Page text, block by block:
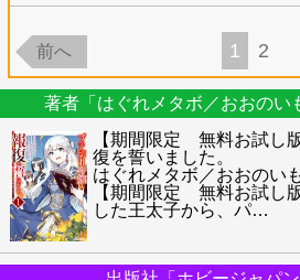
前へ 1 2
著者「はぐれメタボ／おおのい
【期間限定 無料お試し
復を誓いました。
はぐれメタボ／おおのい
【期間限定 無料お試し
した王太子から、パ…